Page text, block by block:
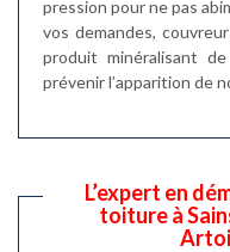
pression pour ne pas
vos demandes,
produit minéralisant
prévenir l’apparition de
L’expert en
toiture à